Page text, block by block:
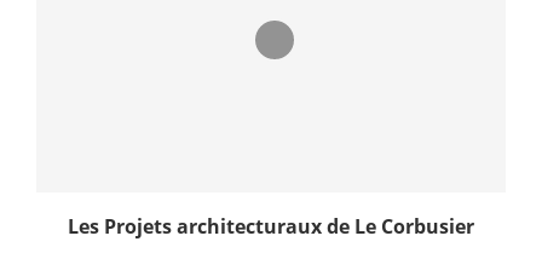
Les Projets architecturaux de Le Corbusier